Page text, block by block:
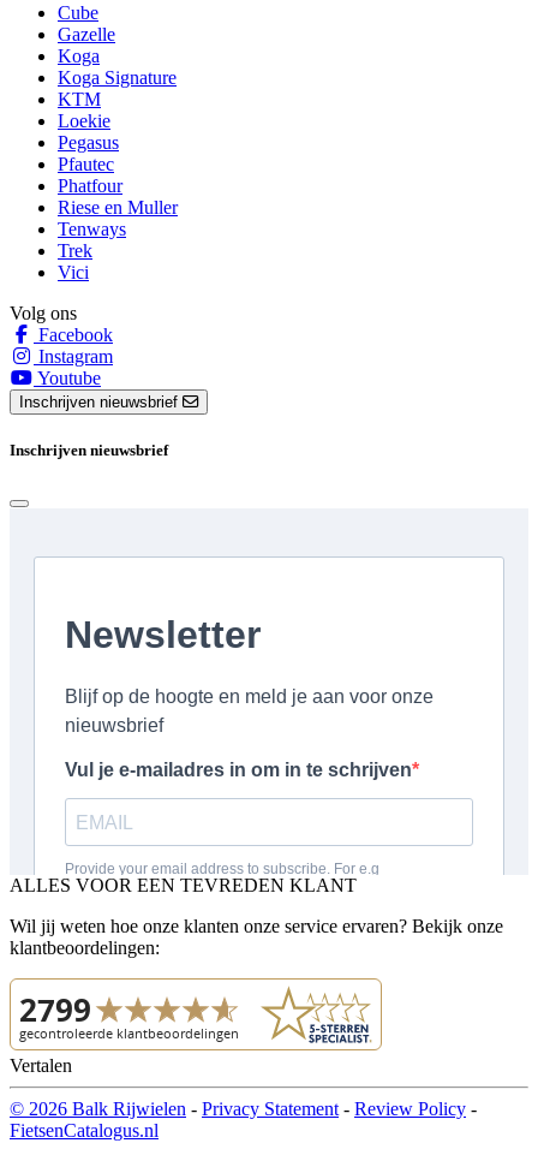
Cube
Gazelle
Koga
Koga Signature
KTM
Loekie
Pegasus
Pfautec
Phatfour
Riese en Muller
Tenways
Trek
Vici
Volg ons
Facebook
Instagram
Youtube
Inschrijven nieuwsbrief
Inschrijven nieuwsbrief
ALLES VOOR EEN TEVREDEN KLANT
Wil jij weten hoe onze klanten onze service ervaren? Bekijk onze
klantbeoordelingen:
Vertalen
© 2026 Balk Rijwielen - Privacy Statement - Review Policy -
FietsenCatalogus.nl